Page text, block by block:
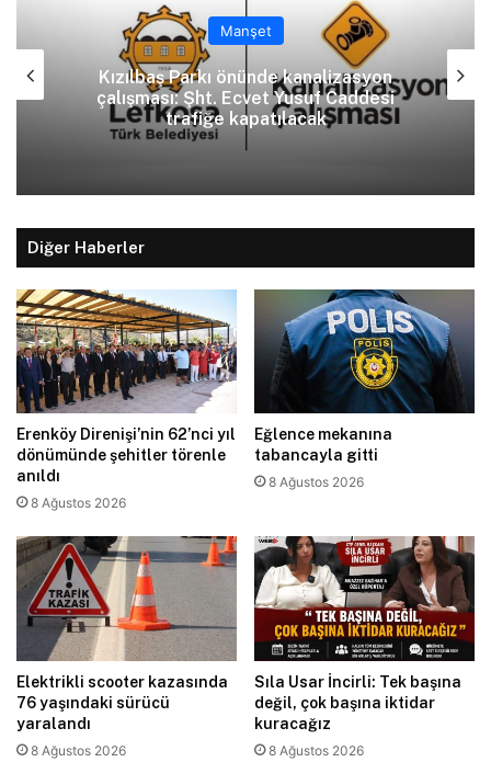
Manşet
Kızılbaş Parkı önünde kanalizasyon
çalışması: Şht. Ecvet Yusuf Caddesi
trafiğe kapatılacak
Diğer Haberler
Erenköy Direnişi’nin 62’nci yıl
dönümünde şehitler törenle
anıldı
8 Ağustos 2026
Eğlence mekanına
tabancayla gitti
8 Ağustos 2026
Elektrikli scooter kazasında
76 yaşındaki sürücü
yaralandı
8 Ağustos 2026
Sıla Usar İncirli: Tek başına
değil, çok başına iktidar
kuracağız
8 Ağustos 2026